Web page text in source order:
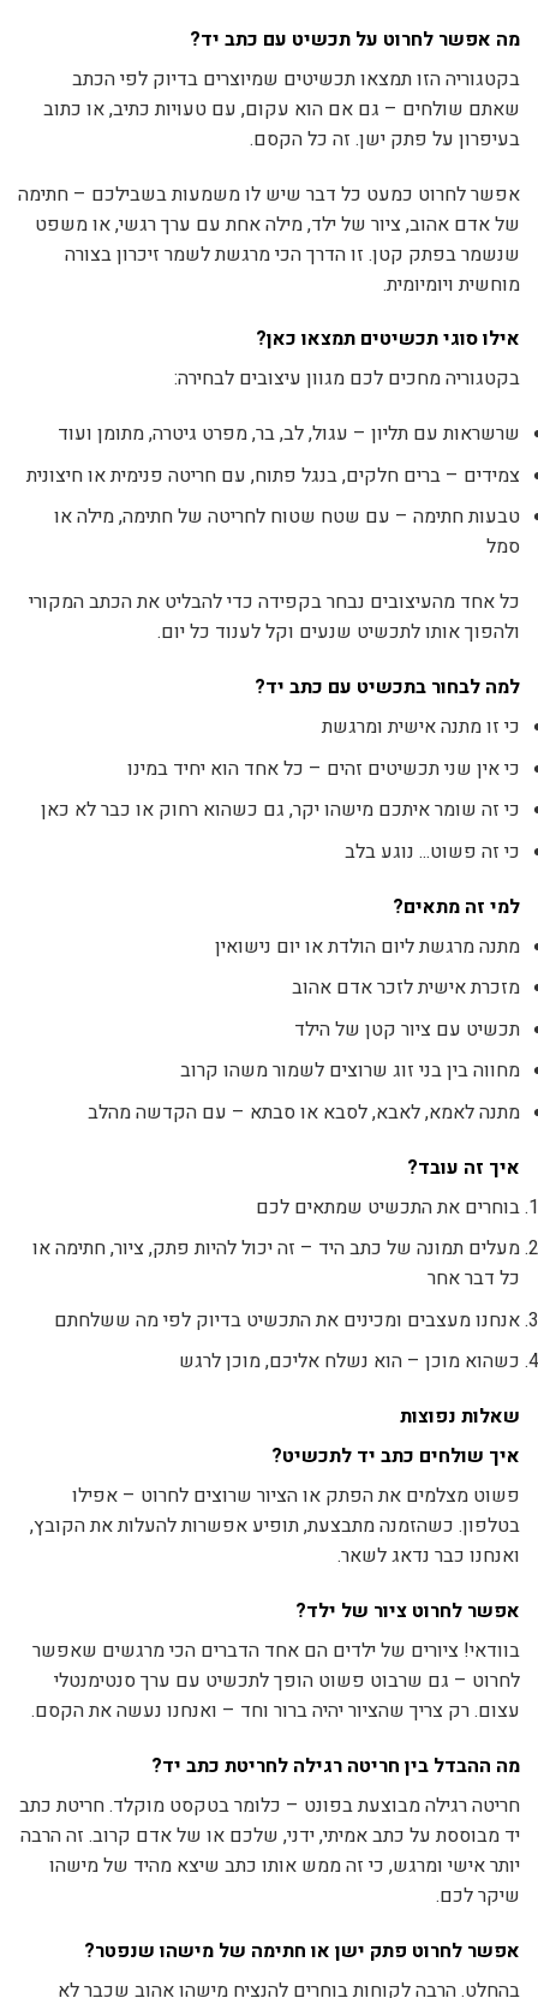
מה אפשר לחרוט על תכשיט עם כתב יד?
בקטגוריה הזו תמצאו תכשיטים שמיוצרים בדיוק לפי הכתב
שאתם שולחים – גם אם הוא עקום, עם טעויות כתיב, או כתוב
בעיפרון על פתק ישן. זה כל הקסם.
אפשר לחרוט כמעט כל דבר שיש לו משמעות בשבילכם – חתימה
של אדם אהוב, ציור של ילד, מילה אחת עם ערך רגשי, או משפט
שנשמר בפתק קטן. זו הדרך הכי מרגשת לשמר זיכרון בצורה
מוחשית ויומיומית.
אילו סוגי תכשיטים תמצאו כאן?
בקטגוריה מחכים לכם מגוון עיצובים לבחירה:
שרשראות עם תליון – עגול, לב, בר, מפרט גיטרה, מתומן ועוד
צמידים – ברים חלקים, בנגל פתוח, עם חריטה פנימית או חיצונית
טבעות חתימה – עם שטח שטוח לחריטה של חתימה, מילה או
סמל
כל אחד מהעיצובים נבחר בקפידה כדי להבליט את הכתב המקורי
ולהפוך אותו לתכשיט שנעים וקל לענוד כל יום.
למה לבחור בתכשיט עם כתב יד?
כי זו מתנה אישית ומרגשת
כי אין שני תכשיטים זהים – כל אחד הוא יחיד במינו
כי זה שומר איתכם מישהו יקר, גם כשהוא רחוק או כבר לא כאן
כי זה פשוט... נוגע בלב
למי זה מתאים?
מתנה מרגשת ליום הולדת או יום נישואין
מזכרת אישית לזכר אדם אהוב
תכשיט עם ציור קטן של הילד
מחווה בין בני זוג שרוצים לשמור משהו קרוב
מתנה לאמא, לאבא, לסבא או סבתא – עם הקדשה מהלב
איך זה עובד?
בוחרים את התכשיט שמתאים לכם
מעלים תמונה של כתב היד – זה יכול להיות פתק, ציור, חתימה או
כל דבר אחר
אנחנו מעצבים ומכינים את התכשיט בדיוק לפי מה ששלחתם
כשהוא מוכן – הוא נשלח אליכם, מוכן לרגש
שאלות נפוצות
איך שולחים כתב יד לתכשיט?
פשוט מצלמים את הפתק או הציור שרוצים לחרוט – אפילו
בטלפון. כשהזמנה מתבצעת, תופיע אפשרות להעלות את הקובץ,
ואנחנו כבר נדאג לשאר.
אפשר לחרוט ציור של ילד?
בוודאי! ציורים של ילדים הם אחד הדברים הכי מרגשים שאפשר
לחרוט – גם שרבוט פשוט הופך לתכשיט עם ערך סנטימנטלי
עצום. רק צריך שהציור יהיה ברור וחד – ואנחנו נעשה את הקסם.
מה ההבדל בין חריטה רגילה לחריטת כתב יד?
חריטה רגילה מבוצעת בפונט – כלומר בטקסט מוקלד. חריטת כתב
יד מבוססת על כתב אמיתי, ידני, שלכם או של אדם קרוב. זה הרבה
יותר אישי ומרגש, כי זה ממש אותו כתב שיצא מהיד של מישהו
שיקר לכם.
אפשר לחרוט פתק ישן או חתימה של מישהו שנפטר?
בהחלט. הרבה לקוחות בוחרים להנציח מישהו אהוב שכבר לא